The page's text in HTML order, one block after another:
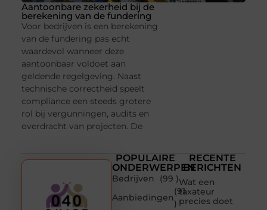
Aantoonbare zekerheid bij de
berekening van de fundering
Voor bedrijven is een berekening
van de fundering pas echt
waardevol wanneer deze
aantoonbaar voldoet aan
geldende regelgeving. Naast
technische correctheid speelt
compliance een steeds grotere
rol bij vergunningen, audits en
overdracht van projecten. De
POPULAIRE
ONDERWERPEN
Bedrijven
(99 )
Aanbiedingen
(91
)
RECENTE
BERICHTEN
Wat een
taxateur
precies doet